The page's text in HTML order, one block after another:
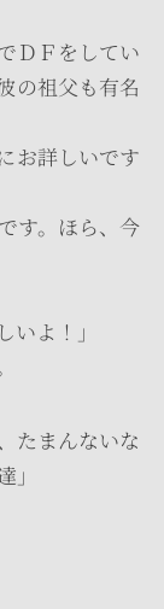
ＤＦをしてい
の祖父も有名
お詳しいです
す。ほら、今
いよ！」
たまんないな